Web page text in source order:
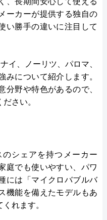
ーカーが提供する独自の
い勝手の違いに注目して
イ、ノーリツ、パロマ、
みについて紹介します。
分野や特色があるので、
さい。
シェアを持つメーカー
庭でも使いやすい、パワ
には「マイクロバブルバ
機能を備えたモデルもあ
れます。